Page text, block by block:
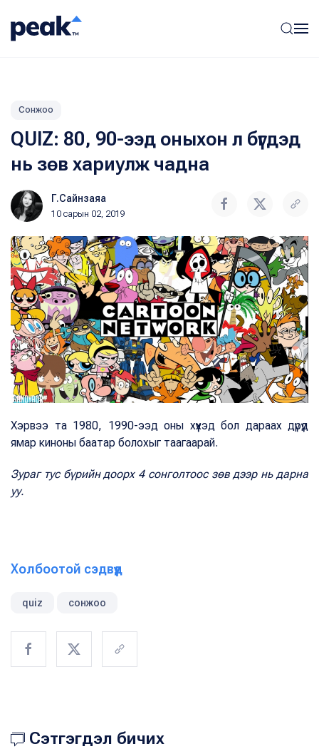
Сонжоо
QUIZ: 80, 90-ээд оныхон л бүгдэд
нь зөв хариулж чадна
Г.Сайнзаяа
10 сарын 02, 2019
Хэрвээ та 1980, 1990-ээд оны хүүхэд бол дараах дүрүүд
ямар киноны баатар болохыг таагаарай.
Зураг тус бүрийн доорх 4 сонголтоос зөв дээр нь дарна
уу.
Холбоотой сэдвүүд
quiz сонжоо
Сэтгэгдэл бичих